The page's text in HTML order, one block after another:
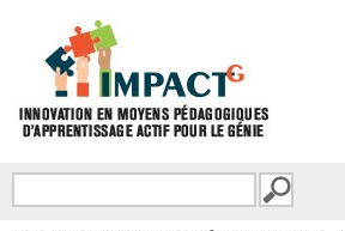
FORMULAIRE DE